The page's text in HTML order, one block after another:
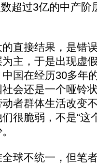
超过3亿的中产阶
接结果，是错
主，于是出现虚
国在经历30多年
会还是一个哑铃
者群体生活改变
很脆弱，不是“这
不统一，但笔